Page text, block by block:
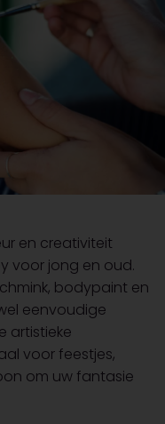
en creativiteit
voor jong en oud.
bodypaint en
eenvoudige
artistieke
voor feestjes,
om uw fantasie